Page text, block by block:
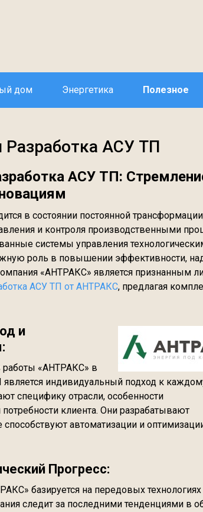
дом Энергетика Полезное
Разработка АСУ ТП
АСУ ТП:
в состоянии постоянной
и контроля производственными
системы управления
роль в повышении эффективности,
«АНТРАКС» является признанным
АСУ ТП от АНТРАКС, предлагая
и
«АНТРАКС» в
индивидуальный подход к
специфику отрасли, особенности
клиента. Они разрабатывают
автоматизации и
Прогресс:
базируется на передовых технологиях
следит за последними тенденциями в